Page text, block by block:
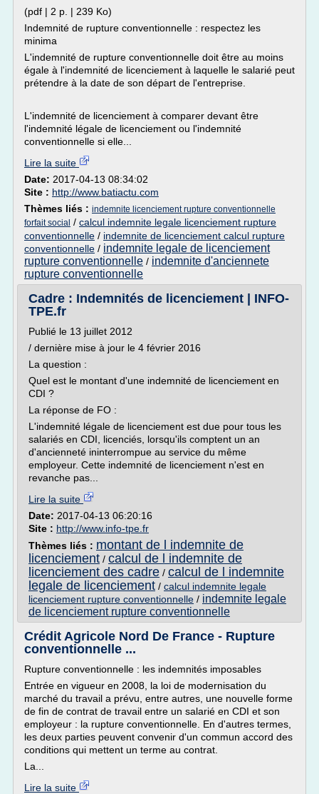
(pdf | 2 p. | 239 Ko)
Indemnité de rupture conventionnelle : respectez les
minima
L'indemnité de rupture conventionnelle doit être au moins
égale à l'indemnité de licenciement à laquelle le salarié peut
prétendre à la date de son départ de l'entreprise.
L'indemnité de licenciement à comparer devant être
l'indemnité légale de licenciement ou l'indemnité
conventionnelle si elle...
Lire la suite
Date: 2017-04-13 08:34:02
Site : http://www.batiactu.com
Thèmes liés : indemnite licenciement rupture conventionnelle
forfait social / calcul indemnite legale licenciement rupture
conventionnelle / indemnite de licenciement calcul rupture
conventionnelle / indemnite legale de licenciement
rupture conventionnelle / indemnite d'anciennete
rupture conventionnelle
Cadre : Indemnités de licenciement | INFO-
TPE.fr
Publié le 13 juillet 2012
/ dernière mise à jour le 4 février 2016
La question :
Quel est le montant d'une indemnité de licenciement en
CDI ?
La réponse de FO :
L'indemnité légale de licenciement est due pour tous les
salariés en CDI, licenciés, lorsqu'ils comptent un an
d'ancienneté ininterrompue au service du même
employeur. Cette indemnité de licenciement n'est en
revanche pas...
Lire la suite
Date: 2017-04-13 06:20:16
Site : http://www.info-tpe.fr
Thèmes liés : montant de l indemnite de
licenciement / calcul de l indemnite de
licenciement des cadre / calcul de l indemnite
legale de licenciement / calcul indemnite legale
licenciement rupture conventionnelle / indemnite legale
de licenciement rupture conventionnelle
Crédit Agricole Nord De France - Rupture
conventionnelle ...
Rupture conventionnelle : les indemnités imposables
Entrée en vigueur en 2008, la loi de modernisation du
marché du travail a prévu, entre autres, une nouvelle forme
de fin de contrat de travail entre un salarié en CDI et son
employeur : la rupture conventionnelle. En d'autres termes,
les deux parties peuvent convenir d'un commun accord des
conditions qui mettent un terme au contrat.
La...
Lire la suite